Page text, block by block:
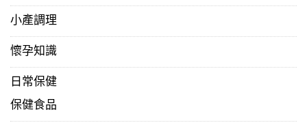
小產調理
懷孕知識
日常保健
保健食品